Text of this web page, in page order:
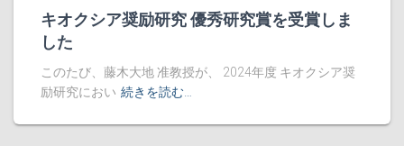
キオクシア奨励研究 優秀研究賞を受賞しま
した
このたび、藤木大地 准教授が、 2024年度 キオクシア奨
励研究におい 続きを読む…